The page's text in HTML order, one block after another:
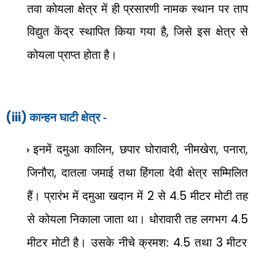
तवा कोयला क्षेत्र में ही प्रसारणी नामक स्थान पर ताप
विद्युत केंद्र स्थापित किया गया है,जिसे इस क्षेत्र से
कोयला प्राप्त होता है।
(iii)कान्हन घाटी क्षेत्र -
इनमें दमुआ कालिन,छपार घोरावारी,नीमखेरा,पनारा,
जिनौरा,दातला जमाई तथा हिंगला देवी क्षेत्र सम्मिलित
हैं। प्रारंभ में दमुआ खदान में 2 से 4.5 मीटर मोटी तह
से कोयला निकाला जाता था। धोरावारी तह लगभग 4.5
मीटर मोटी है। उसके नीचे क्रमश: 4.5 तथा 3 मीटर